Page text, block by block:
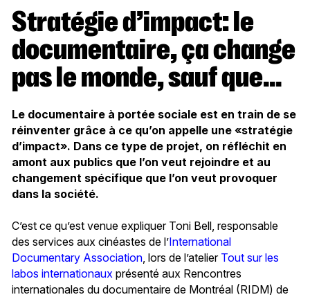
Stratégie d’impact: le
documentaire, ça change
pas le monde, sauf que…
Le documentaire à portée sociale est en train de se
réinventer grâce à ce qu’on appelle une «stratégie
d’impact». Dans ce type de projet, on réfléchit en
amont aux publics que l’on veut rejoindre et au
changement spécifique que l’on veut provoquer
dans la société.
C’est ce qu’est venue expliquer Toni Bell, responsable
des services aux cinéastes de l’International
Documentary Association , lors de l’atelier Tout sur les
labos internationaux présenté aux Rencontres
internationales du documentaire de Montréal (RIDM) de